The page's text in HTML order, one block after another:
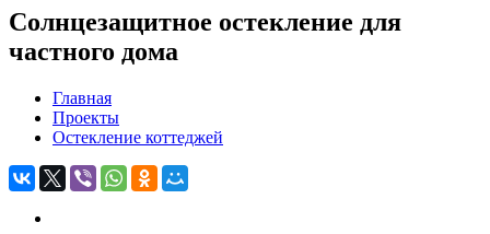
Солнцезащитное остекление для
частного дома
Главная
Проекты
Остекление коттеджей